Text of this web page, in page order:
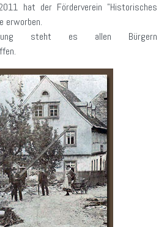
hat der Förderverein "Historisches
erworben.
steht es allen Bürgern